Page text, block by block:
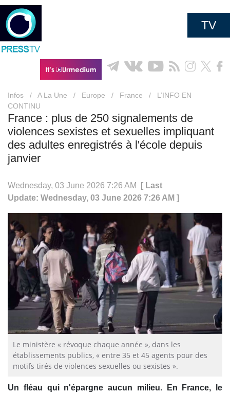
TV
Infos / A La Une / Europe / France /
L’INFO EN
CONTINU
France : plus de 250 signalements de
violences sexistes et sexuelles impliquant
des adultes enregistrés à l'école depuis
janvier
Wednesday, 03 June 2026 7:26 AM
[ Last
Update: Wednesday, 03 June 2026 7:26 AM ]
Le ministère « révoque chaque année », dans les
établissements publics, « entre 35 et 45 agents pour des
motifs tirés de violences sexuelles ou sexistes ».
Un fléau qui n'épargne aucun milieu. En France, le